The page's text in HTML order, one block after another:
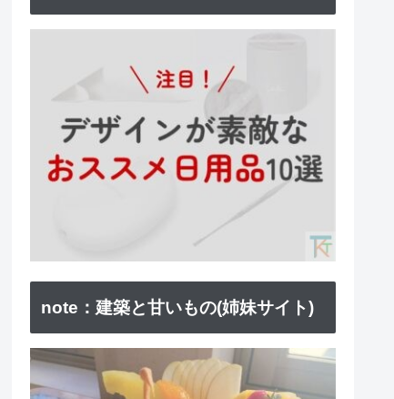
note：建築と甘いもの(姉妹サイト)